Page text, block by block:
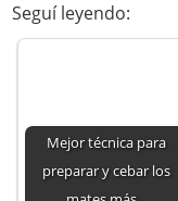
Seguí leyendo:
Mejor técnica para
preparar y cebar los